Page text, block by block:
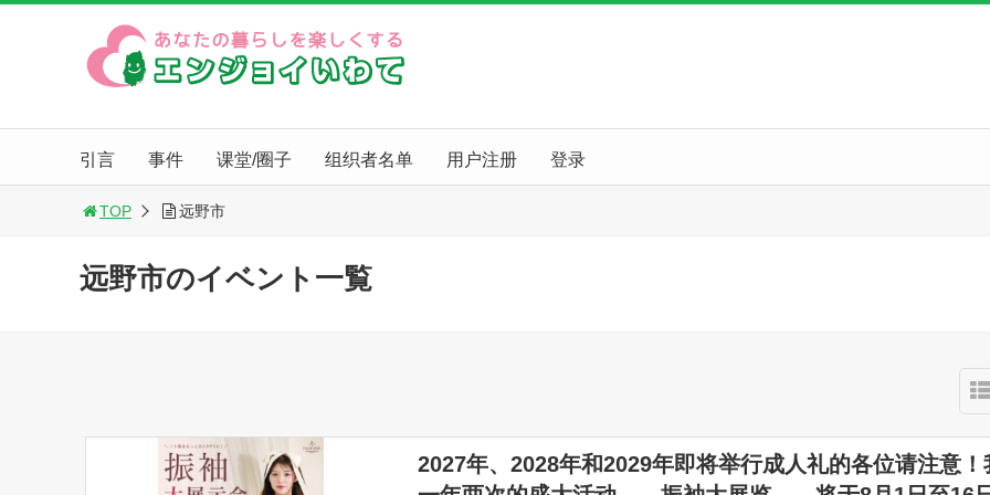
引言 事件 课堂/圈子 组织者名单 用户注册 登录
TOP 远野市
远野市のイベント一覧
2027年、2028年和2029年即将举行成人礼的各位请注意！